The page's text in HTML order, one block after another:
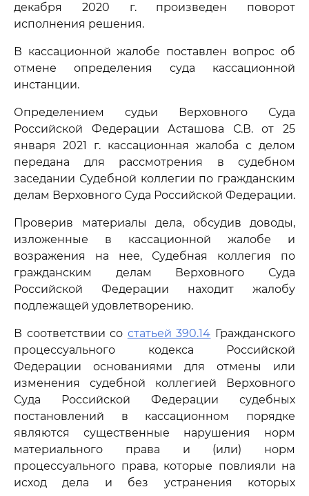
декабря 2020 г. произведен поворот
исполнения решения.
В кассационной жалобе поставлен вопрос об
отмене определения суда кассационной
инстанции.
Определением судьи Верховного Суда
Российской Федерации Асташова С.В. от 25
января 2021 г. кассационная жалоба с делом
передана для рассмотрения в судебном
заседании Судебной коллегии по гражданским
делам Верховного Суда Российской Федерации.
Проверив материалы дела, обсудив доводы,
изложенные в кассационной жалобе и
возражения на нее, Судебная коллегия по
гражданским делам Верховного Суда
Российской Федерации находит жалобу
подлежащей удовлетворению.
В соответствии со статьей 390.14 Гражданского
процессуального кодекса Российской
Федерации основаниями для отмены или
изменения судебной коллегией Верховного
Суда Российской Федерации судебных
постановлений в кассационном порядке
являются существенные нарушения норм
материального права и (или) норм
процессуального права, которые повлияли на
исход дела и без устранения которых